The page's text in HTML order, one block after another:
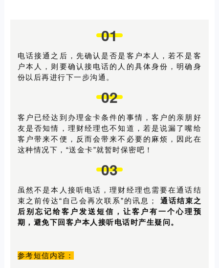
01
电话接通之后，先确认是否是客户本人，若不是客
户本人，则要确认接电话的人的具体身份，明确身
份以后再进行下一步沟通。
02
客户已经达到办理金卡条件的事情，客户的亲朋好
友是否知情，理财经理也不知道，若是说漏了嘴给
客户带来不便，反而会带来不必要的麻烦，因此在
这种情况下，“送金卡”就暂时保密吧！
03
虽然不是本人接听电话，理财经理也需要在通话结
束之前传达“自己会再次联系”的讯息；
通话结束之
后别忘记给客户发送短信，让客户有一个心理预
期，避免下回客户本人接听电话时产生疑问。
参考短信内容：